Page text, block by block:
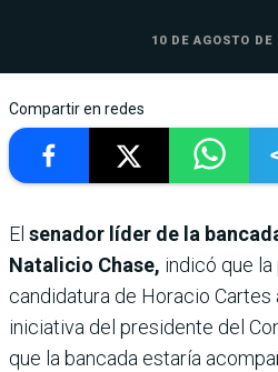
10 DE AGOSTO
Compartir en redes
El senador líder de la
Natalicio Chase, indicó que
candidatura de Horacio Cartes
iniciativa del presidente del
que la bancada estaría